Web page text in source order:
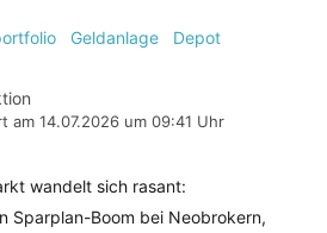
Geldanlage Depot
am 14.07.2026 um 09:41 Uhr
wandelt sich rasant:
Sparplan-Boom bei Neobrokern,